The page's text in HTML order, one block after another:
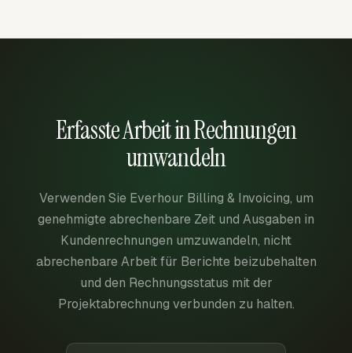
Erfasste Arbeit in Rechnungen
umwandeln
Verwenden Sie Everhour Billing & Invoicing, um
genehmigte abrechenbare Zeit und Ausgaben in
Kundenrechnungen umzuwandeln, nicht
abrechenbare Arbeit für Berichte beizubehalten
und den Rechnungsstatus mit der
Projektabrechnung verbunden zu halten.